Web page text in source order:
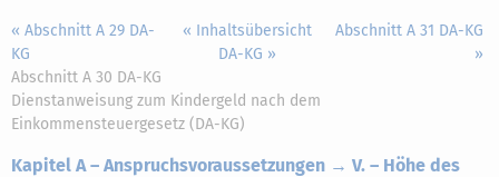
« Abschnitt A 29 DA-
KG
« Inhaltsübersicht
DA-KG »
Abschnitt A 31 DA-KG
»
Abschnitt A 30 DA-KG
Dienstanweisung zum Kindergeld nach dem
Einkommensteuergesetz (DA-KG)
Kapitel A – Anspruchsvoraussetzungen → V. – Höhe des